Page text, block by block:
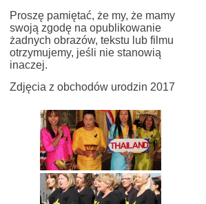
Proszę pamiętać, że my, że mamy
swoją zgodę na opublikowanie
żadnych obrazów, tekstu lub filmu
otrzymujemy, jeśli nie stanowią
inaczej.
Zdjęcia z obchodów urodzin 2017